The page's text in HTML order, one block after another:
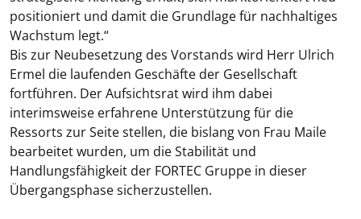
positioniert und damit die Grundlage für nachhaltiges
Wachstum legt.“
Bis zur Neubesetzung des Vorstands wird Herr Ulrich
Ermel die laufenden Geschäfte der Gesellschaft
fortführen. Der Aufsichtsrat wird ihm dabei
interimsweise erfahrene Unterstützung für die
Ressorts zur Seite stellen, die bislang von Frau Maile
bearbeitet wurden, um die Stabilität und
Handlungsfähigkeit der FORTEC Gruppe in dieser
Übergangsphase sicherzustellen.